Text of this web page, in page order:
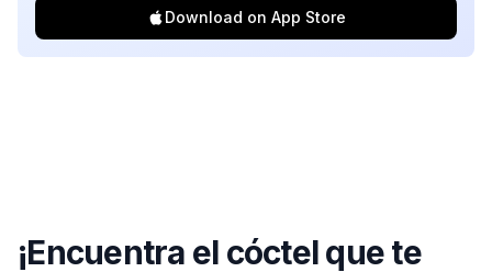
Download on App Store
¡Encuentra el cóctel que te